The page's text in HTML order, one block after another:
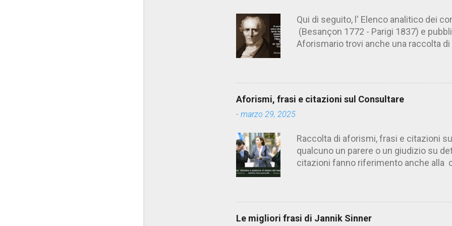
i
Qui di seguito, l' Elenco analitico dei
(Besançon 1772 - Parigi 1837) e
Aforismario trovi anche una raccolta
colui che ritiene sua moglie tanto
analytique du cocuage, ca. 1808
matrimonio. Nota: questa definizione
conoscenza dei precedenti amori
trovano conveniente il matrimonio;
Aforismi, frasi e citazioni sul Consultare
- marzo 29, 2025
Raccolta di aforismi, frasi e citazioni
qualcuno un parere o un giudizio su
citazioni fanno riferimento anche alla
consigli, il counseling, l'aiuto e gli
merito a una decisione già adottata.
Le migliori frasi di Jannik Sinner